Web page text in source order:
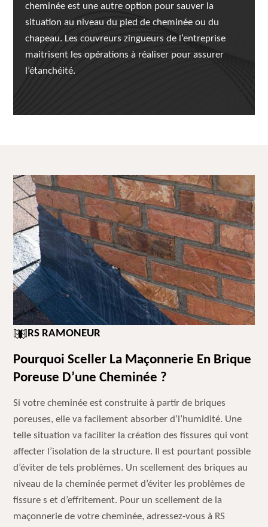
cheminée est une autre option pour sauver la
situation au niveau du pied de cheminée ou du
chapeau. Les couvreurs zingueurs de l’entreprise
maitrisent les opérations à réaliser pour assurer
l’étanchéité.
RS RAMONEUR
Pourquoi Sceller La Maçonnerie En Brique
Poreuse D’une Cheminée ?
Si votre cheminée est construite à partir de briques
poreuses, elle va facilement absorber d’l’humidité. Une
telle situation va faciliter la création des fissures qui vont
affecter l’isolation de la structure. Il est pourtant possible
d’éviter de tels problèmes. Un scellement des briques au
niveau de la cheminée permet d’éviter les problèmes de
fissure s et d’effritement. Pour un scellement de la
maçonnerie de votre cheminée, adressez-vous à RS